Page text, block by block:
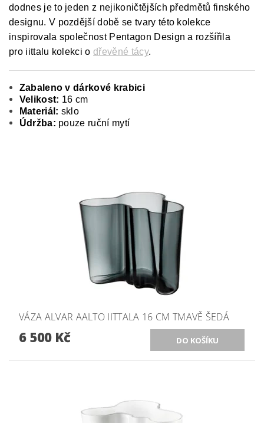
dodnes je to jeden z nejikoničtějších předmětů finského
designu. V pozdější době se tvary této kolekce
inspirovala společnost Pentagon Design a rozšířila
pro iittalu kolekci odřevěné tácy.
Zabaleno v dárkové krabici
Velikost: 16 cm
Materiál: sklo
Údržba: pouze ruční mytí
VÁZA ALVAR AALTO IITTALA 16 CM TMAVĚ ŠEDÁ
6 500 Kč